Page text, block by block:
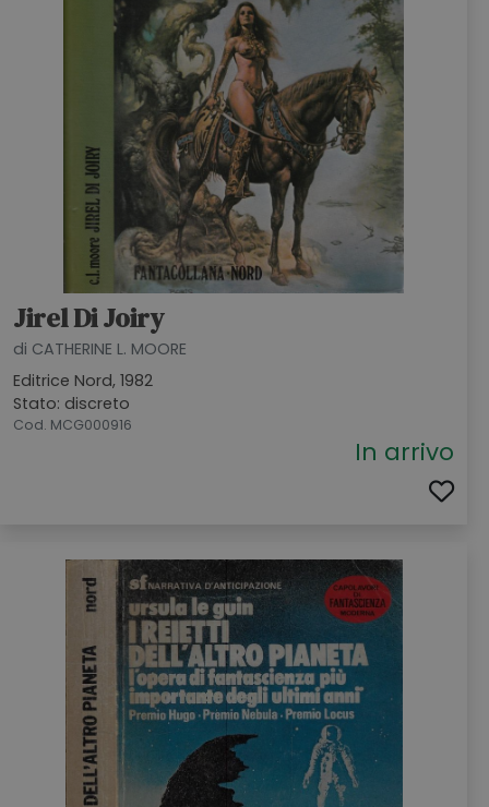
Jirel Di Joiry
di CATHERINE L. MOORE
Editrice Nord, 1982
Stato: discreto
Cod. MCG000916
In arrivo